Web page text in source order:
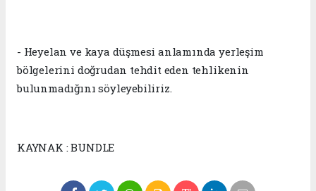
- Heyelan ve kaya düşmesi anlamında yerleşim
bölgelerini doğrudan tehdit eden tehlikenin
bulunmadığını söyleyebiliriz.
KAYNAK : BUNDLE